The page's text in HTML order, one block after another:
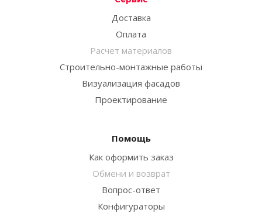
Доставка
Оплата
Расчет материалов
Строительно-монтажные работы
Визуализация фасадов
Проектирование
Помощь
Как оформить заказ
Обмени и возврат
Вопрос-ответ
Конфигураторы